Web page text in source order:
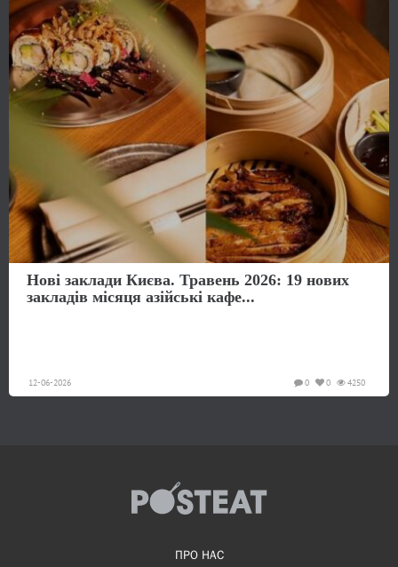
Нові заклади Києва. Травень 2026: 19 нових
закладів місяця азійські кафе...
12-06-2026 4250
0
0
ПРО НАС